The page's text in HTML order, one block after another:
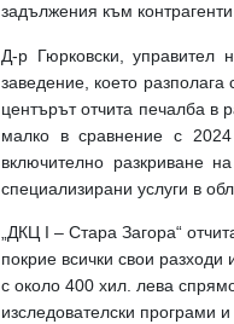
задължения към
Д-р Гюрковски, управител
заведение, което
центърът отчита печалба в
малко в сравнение с
включително разкриване
специализирани услуги в
„ДКЦ I – Стара Загора“
покрие всички свои
с около 400 хил. лева
изследователски програми